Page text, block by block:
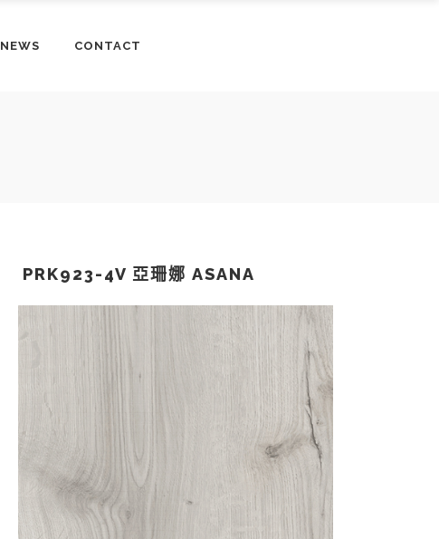
NEWS CONTACT
PRK923-4V 亞珊娜 ASANA